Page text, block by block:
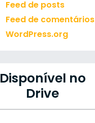
Feed de posts
Feed de comentários
WordPress.org
Disponível no
Drive